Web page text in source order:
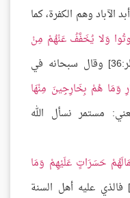
الآباد وهم الكفرة، كما
وَلا يُخَفَّفُ عَنْهُمْ مِنْ
[فاطر:36] وقال سبحانه في
وَمَا هُمْ بِخَارِجِينَ مِنْهَا
يعني: مستمر نسأل الله
حَسَرَاتٍ عَلَيْهِمْ وَمَا
[البقرة:167] فالذي عليه أهل السنة